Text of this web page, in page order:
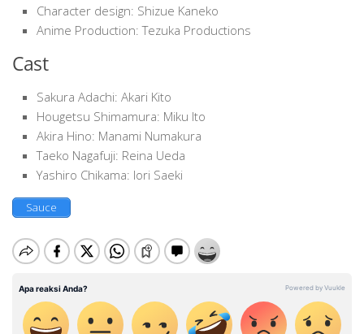
Character design: Shizue Kaneko
Anime Production: Tezuka Productions
Cast
Sakura Adachi: Akari Kito
Hougetsu Shimamura: Miku Ito
Akira Hino: Manami Numakura
Taeko Nagafuji: Reina Ueda
Yashiro Chikama: Iori Saeki
Sauce